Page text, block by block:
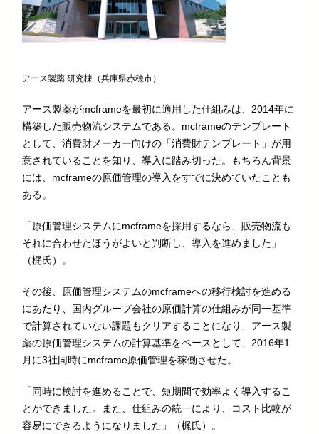
アース製薬 研究棟（兵庫県赤穂市）
アース製薬がmcframeを最初に適用した仕組みは、2014年に
構築した販売物流システムである。mcframeのテンプレート
として、消費財メーカー向けの「消費財テンプレート」が用
意されていることを知り、導入に踏み切った。もちろん背景
には、mcframeの原価管理の導入をすでに決めていたことも
ある。
「原価管理システムにmcframeを採用するなら、販売物流も
それに合わせたほうがよいと判断し、導入を進めました」
（梶氏）。
その後、原価管理システムのmcframeへの移行検討を進める
にあたり、国内グループ会社の原価計算の仕組みが同一基準
で計算されていない課題もクリアすることになり、アース製
薬の原価管理システムの計算基準をベースとして、2016年1
月に3社同時にmcframe原価管理を稼働させた。
「同時に検討を進めることで、短期間で効率よく導入するこ
とができました。また、仕組みの統一により、コスト比較が
容易にできるようになりました」（梶氏）。